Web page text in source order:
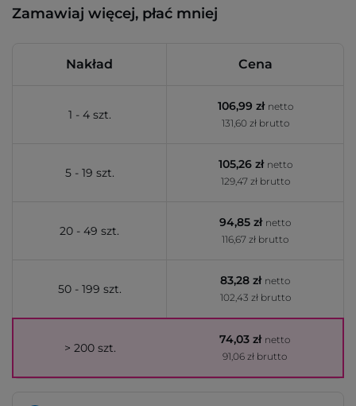
Zamawiaj więcej, płać mniej
Nakład Cena
1 - 4 szt.
106,99 zł netto
131,60 zł brutto
5 - 19 szt.
105,26 zł netto
129,47 zł brutto
20 - 49 szt.
94,85 zł netto
116,67 zł brutto
50 - 199 szt.
83,28 zł netto
102,43 zł brutto
> 200 szt.
74,03 zł netto
91,06 zł brutto